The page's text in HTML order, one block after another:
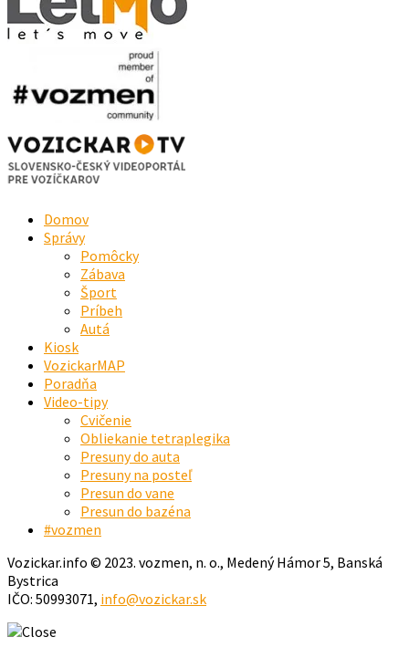
Domov
Správy
Pomôcky
Zábava
Šport
Príbeh
Autá
Kiosk
VozickarMAP
Poradňa
Video-tipy
Cvičenie
Obliekanie tetraplegika
Presuny do auta
Presuny na posteľ
Presun do vane
Presun do bazéna
#vozmen
Vozickar.info © 2023. vozmen, n. o., Medený Hámor 5, Banská
Bystrica
IČO: 50993071, info@vozickar.sk